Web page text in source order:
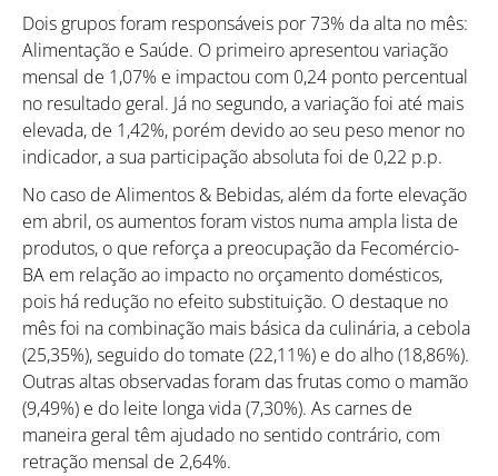
Dois grupos foram responsáveis por 73% da alta no mês:
Alimentação e Saúde. O primeiro apresentou variação
mensal de 1,07% e impactou com 0,24 ponto percentual
no resultado geral. Já no segundo, a variação foi até mais
elevada, de 1,42%, porém devido ao seu peso menor no
indicador, a sua participação absoluta foi de 0,22 p.p.
No caso de Alimentos & Bebidas, além da forte elevação
em abril, os aumentos foram vistos numa ampla lista de
produtos, o que reforça a preocupação da Fecomércio-
BA em relação ao impacto no orçamento domésticos,
pois há redução no efeito substituição. O destaque no
mês foi na combinação mais básica da culinária, a cebola
(25,35%), seguido do tomate (22,11%) e do alho (18,86%).
Outras altas observadas foram das frutas como o mamão
(9,49%) e do leite longa vida (7,30%). As carnes de
maneira geral têm ajudado no sentido contrário, com
retração mensal de 2,64%.